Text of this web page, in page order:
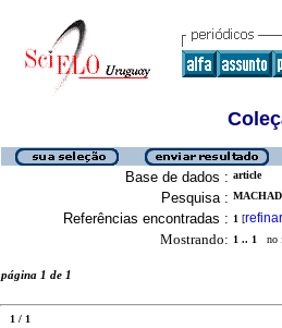
Base de dados : article
Pesquisa :
Referências encontradas : 1 [refinar
Mostrando: 1 .. 1 no
página 1 de 1
1 / 1